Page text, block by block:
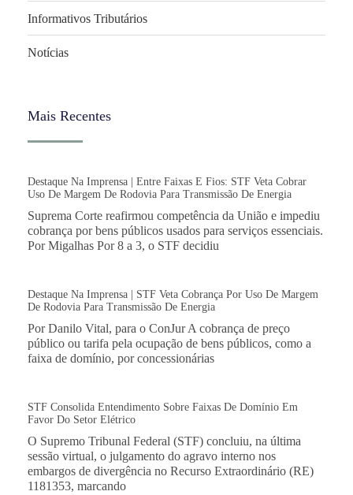
Informativos Tributários
Notícias
Mais Recentes
Destaque Na Imprensa | Entre Faixas E Fios: STF Veta Cobrar
Uso De Margem De Rodovia Para Transmissão De Energia
Suprema Corte reafirmou competência da União e impediu
cobrança por bens públicos usados para serviços essenciais.
Por Migalhas Por 8 a 3, o STF decidiu
Destaque Na Imprensa | STF Veta Cobrança Por Uso De Margem
De Rodovia Para Transmissão De Energia
Por Danilo Vital, para o ConJur A cobrança de preço
público ou tarifa pela ocupação de bens públicos, como a
faixa de domínio, por concessionárias
STF Consolida Entendimento Sobre Faixas De Domínio Em
Favor Do Setor Elétrico
O Supremo Tribunal Federal (STF) concluiu, na última
sessão virtual, o julgamento do agravo interno nos
embargos de divergência no Recurso Extraordinário (RE)
1181353, marcando